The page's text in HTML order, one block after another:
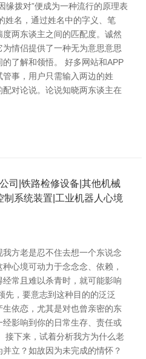
缘拨对”便成为一种流行的原理表
姓名，通过姓名中的字义、笔
两东谈主之间的匹配度。诚然
情侣提供了一种无为意思意思
了解和领悟。 好多网站和APP
事，用户只需输入两边的姓
对论说。论说知晓两东谈主在
司|铁路检修设备|其他机械
系统装置|工业机器人心境
方老是忍不住去想一个东说念
心境可动力于念念念、依赖，
常且难以杀青时，就可能影响
先，要意志到这种目的的泛泛
依恋，尤其是对也曾亲密的东
影响到你的日常生存、责任或
接下来，试着分析我方为什么老
立？如故因为未完成的情怀？